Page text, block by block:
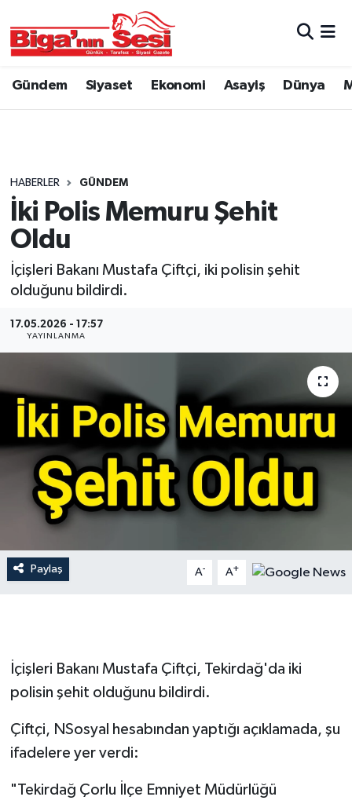
Gündem Siyaset Ekonomi Asayiş Dünya
HABERLER GÜNDEM
İki Polis Memuru Şehit
Oldu
İçişleri Bakanı Mustafa Çiftçi, iki polisin şehit
olduğunu bildirdi.
17.05.2026 - 17:57
YAYINLANMA
Paylaş A- A+
İçişleri Bakanı Mustafa Çiftçi, Tekirdağ'da iki
polisin şehit olduğunu bildirdi.
Çiftçi, NSosyal hesabından yaptığı açıklamada, şu
ifadelere yer verdi:
"Tekirdağ Çorlu İlçe Emniyet Müdürlüğü
Asayiş
Belediye
Dünya
Ekonomi
Genel
Hava Durumu
İlan
Kültür Sanat
Otomobil
Resmî ilanlar
Sağlık
Siyaset
Çanakkale Hava Durumu
Tüm Manşetler
Son Dakika Haberleri